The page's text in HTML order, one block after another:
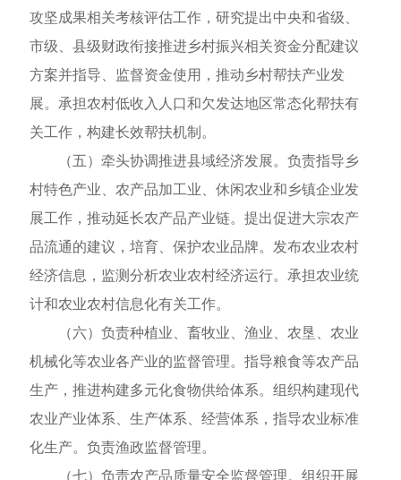
攻坚成果相关考核评估工作，研究提出中央和省级、
市级、县级财政衔接推进乡村振兴相关资金分配建议
方案并指导、监督资金使用，推动乡村帮扶产业发
展。承担农村低收入人口和欠发达地区常态化帮扶有
关工作，构建长效帮扶机制。
（五）牵头协调推进县域经济发展。负责指导乡
村特色产业、农产品加工业、休闲农业和乡镇企业发
展工作，推动延长农产品产业链。提出促进大宗农产
品流通的建议，培育、保护农业品牌。发布农业农村
经济信息，监测分析农业农村经济运行。承担农业统
计和农业农村信息化有关工作。
（六）负责种植业、畜牧业、渔业、农垦、农业
机械化等农业各产业的监督管理。指导粮食等农产品
生产，推进构建多元化食物供给体系。组织构建现代
农业产业体系、生产体系、经营体系，指导农业标准
化生产。负责渔政监督管理。
（七）负责农产品质量安全监督管理。组织开展